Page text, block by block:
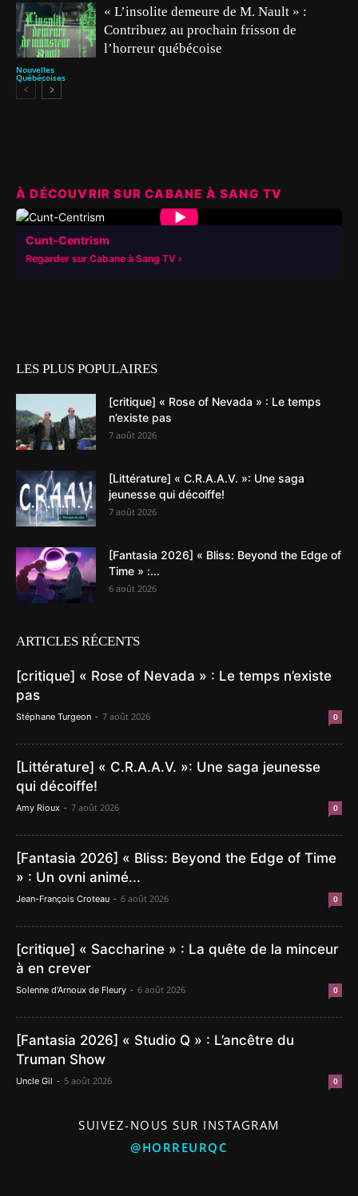
Nouvelles
Québécoises
« L’insolite demeure de M. Nault » :
Contribuez au prochain frisson de
l’horreur québécoise
À DÉCOUVRIR SUR CABANE À SANG TV
▶
Cunt-Centrism
Regarder sur Cabane à Sang TV
LES PLUS POPULAIRES
[critique] « Rose of Nevada » : Le temps
n’existe pas
7 août 2026
[Littérature] « C.R.A.A.V. »: Une saga
jeunesse qui décoiffe!
7 août 2026
[Fantasia 2026] « Bliss: Beyond the Edge of
Time » :...
6 août 2026
ARTICLES RÉCENTS
[critique] « Rose of Nevada » : Le temps n’existe
pas
Stéphane Turgeon - 7 août 2026 0
[Littérature] « C.R.A.A.V. »: Une saga jeunesse
qui décoiffe!
Amy Rioux - 7 août 2026 0
[Fantasia 2026] « Bliss: Beyond the Edge of Time
» : Un ovni animé...
Jean-François Croteau - 6 août 2026 0
[critique] « Saccharine » : La quête de la minceur
à en crever
Solenne d'Arnoux de Fleury - 6 août 2026 0
[Fantasia 2026] « Studio Q » : L’ancêtre du
Truman Show
Uncle Gil - 5 août 2026 0
SUIVEZ-NOUS SUR INSTAGRAM
@HORREURQC